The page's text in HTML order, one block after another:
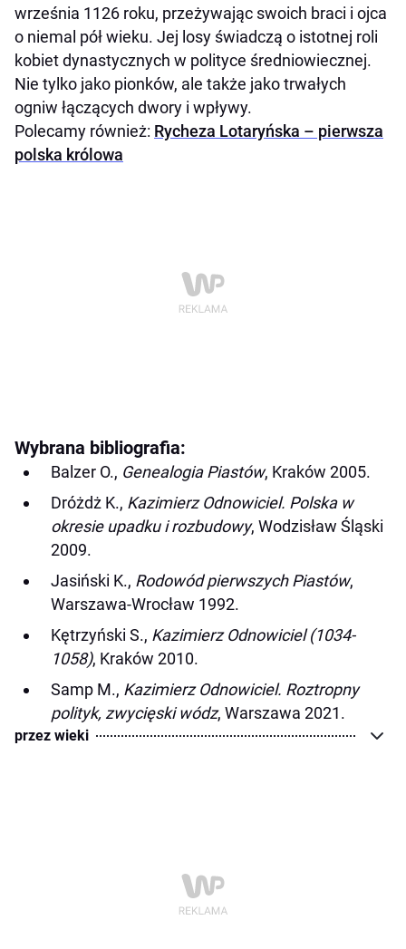
września 1126 roku, przeżywając swoich braci i ojca
o niemal pół wieku. Jej losy świadczą o istotnej roli
kobiet dynastycznych w polityce średniowiecznej.
Nie tylko jako pionków, ale także jako trwałych
ogniw łączących dwory i wpływy.
Polecamy również: Rycheza Lotaryńska – pierwsza
polska królowa
Wybrana bibliografia:
Balzer O., Genealogia Piastów, Kraków 2005.
Dróżdż K., Kazimierz Odnowiciel. Polska w
okresie upadku i rozbudowy, Wodzisław Śląski
2009.
Jasiński K., Rodowód pierwszych Piastów,
Warszawa-Wrocław 1992.
Kętrzyński S., Kazimierz Odnowiciel (1034-
1058), Kraków 2010.
Samp M., Kazimierz Odnowiciel. Roztropny
polityk, zwycięski wódz, Warszawa 2021.
przez wieki